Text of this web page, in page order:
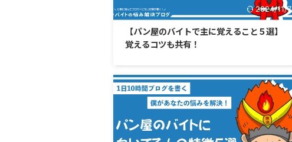
2024/11/7
【パン屋のバイトで主に覚えること５選】
覚えるコツも共有！